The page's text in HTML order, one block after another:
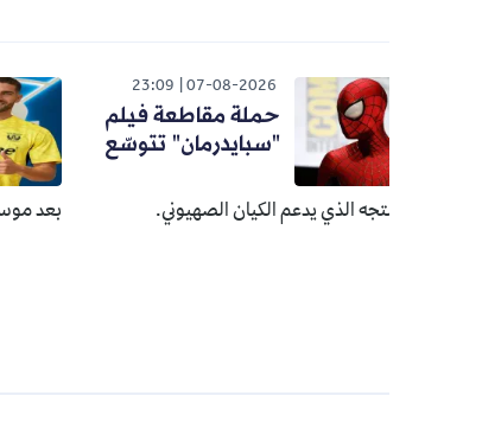
07-08-2026
23:09
حملة مقاطعة فيلم
"سبايدرمان" تتوسّع
الذي يدعم الكيان الصهيوني. بعد موسمين